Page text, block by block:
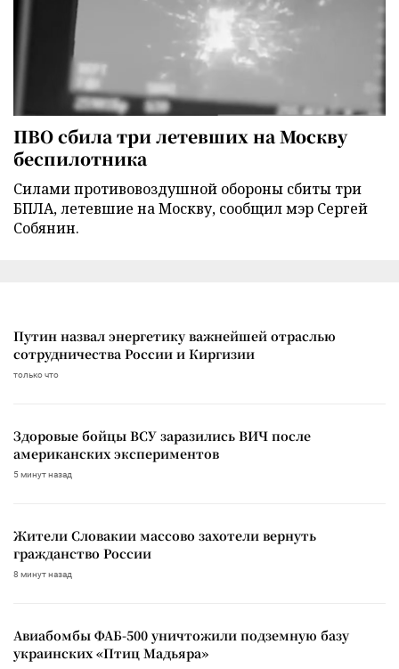
ПВО сбила три летевших на Москву
беспилотника
Силами противовоздушной обороны сбиты три
БПЛА, летевшие на Москву, сообщил мэр Сергей
Собянин.
Путин назвал энергетику важнейшей отраслью
сотрудничества России и Киргизии
только что
Здоровые бойцы ВСУ заразились ВИЧ после
американских экспериментов
5 минут назад
Жители Словакии массово захотели вернуть
гражданство России
8 минут назад
Авиабомбы ФАБ-500 уничтожили подземную базу
украинских «Птиц Мадьяра»